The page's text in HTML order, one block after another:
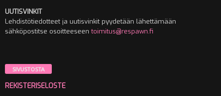
UUTISVINKIT
Lehdistötiedotteet ja uutisvinkit pyydetään lähettämään
sähköpostitse osoitteeseentoimitus@respawn.fi
SIVUSTOSTA
REKISTERISELOSTE